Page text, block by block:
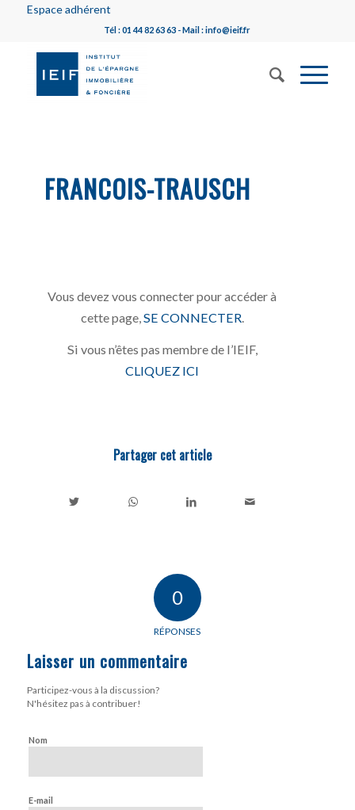
Espace adhérent
Tél : 01 44 82 63 63 - Mail : info@ieif.fr
FRANCOIS-TRAUSCH
Vous devez vous connecter pour accéder à
cette page, SE CONNECTER
Si vous n’êtes pas membre de l’IEIF,
CLIQUEZ ICI
Partager cet article
0
RÉPONSES
Laisser un commentaire
Participez-vous à la discussion?
N'hésitez pas à contribuer!
Nom
E-mail